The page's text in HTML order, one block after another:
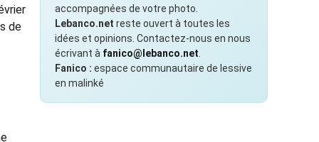
de
accompagnées de votre photo.
Lebanco.net reste ouvert à toutes les
idées et opinions. Contactez-nous en nous
écrivant à fanico@lebanco.net
Fanico : espace communautaire de lessive
en malinké